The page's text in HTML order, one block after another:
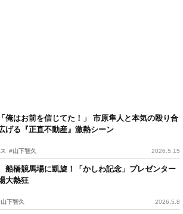
俺はお前を信じてた！」 市原隼人と本気の殴り合
げる『正直不動産』激熱シーン
#山下智久 2026.5.15
船橋競馬場に凱旋！「かしわ記念」プレゼンター
大熱狂
下智久 2026.5.8